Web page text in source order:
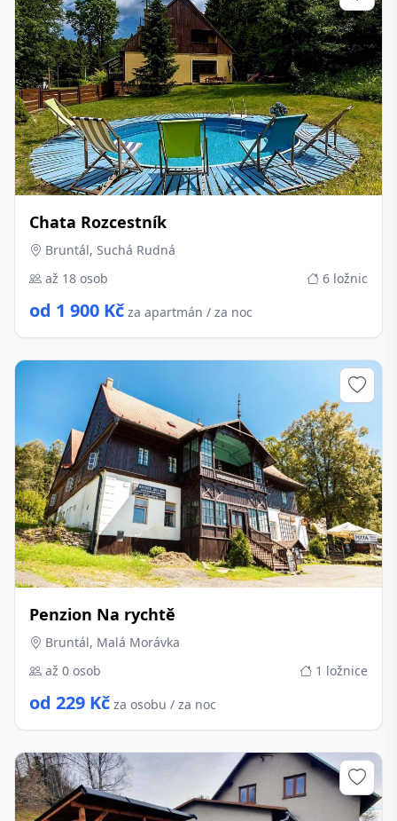
Chata Rozcestník
Bruntál, Suchá Rudná
až 18 osob
6 ložnic
od 1 900 Kč za apartmán / za noc
Penzion Na rychtě
Bruntál, Malá Morávka
až 0 osob
1 ložnice
od 229 Kč za osobu / za noc